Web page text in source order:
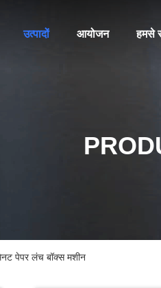
उत्पादों आयोजन हमसे
पेपर लंच बॉक्स मशीन